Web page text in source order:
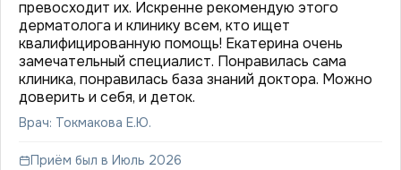
превосходит их. Искренне рекомендую этого
дерматолога и клинику всем, кто ищет
квалифицированную помощь! Екатерина очень
замечательный специалист. Понравилась сама
клиника, понравилась база знаний доктора. Можно
доверить и себя, и деток.
Врач: Токмакова Е.Ю.
Приём был в Июль 2026